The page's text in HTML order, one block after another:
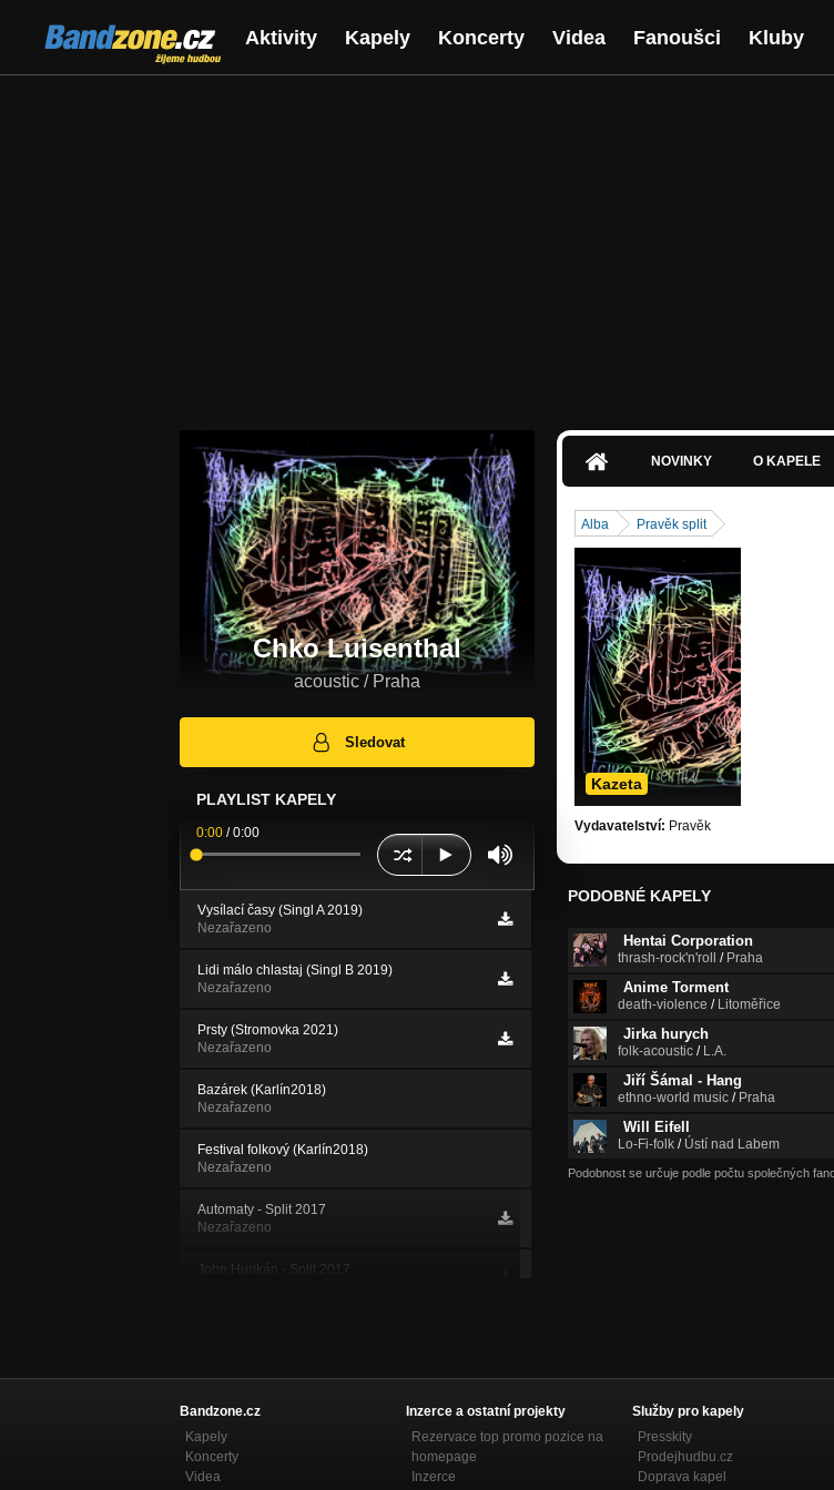
Bandzone.cz
žijeme hudbou
Aktivity Kapely Koncerty Videa Fanoušci Kluby
Chko Luisenthal
acoustic / Praha
Sledovat
PLAYLIST KAPELY
0:00 /0:00
Vysílací časy (Singl A 2019)
Nezařazeno
Lidi málo chlastaj (Singl B 2019)
Nezařazeno
Prsty (Stromovka 2021)
Nezařazeno
Bazárek (Karlín2018)
Nezařazeno
Festival folkový (Karlín2018)
Nezařazeno
Automaty - Split 2017
Nezařazeno
John Hurikán - Split 2017
Nezařazeno
Stojím a nedýchám - Split 2017
Nezařazeno
NOVINKY O KAPELE
Alba Pravěk split
Kazeta
Vydavatelství: Pravěk
PODOBNÉ KAPELY
Hentai Corporation
thrash-rock'n'roll / Praha
Anime Torment
death-violence / Litoměřice
Jirka hurych
folk-acoustic / L.A.
Jiří Šámal - Hang
ethno-world music / Praha
Will Eifell
Lo-Fi-folk / Ústí nad Labem
Podobnost se určuje podle počtu společných
Bandzone.cz
Kapely
Koncerty
Videa
Inzerce a ostatní projekty
Rezervace top promo pozice na
homepage
Inzerce
Služby pro kapely
Presskity
Prodejhudbu.cz
Doprava kapel